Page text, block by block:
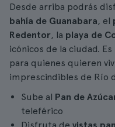
Desde arriba podrás
bahía de Guanabara, el
Redentor, la playa de
icónicos de la ciudad.
para quienes quieren
imprescindibles de Río
Sube al Pan de
teleférico